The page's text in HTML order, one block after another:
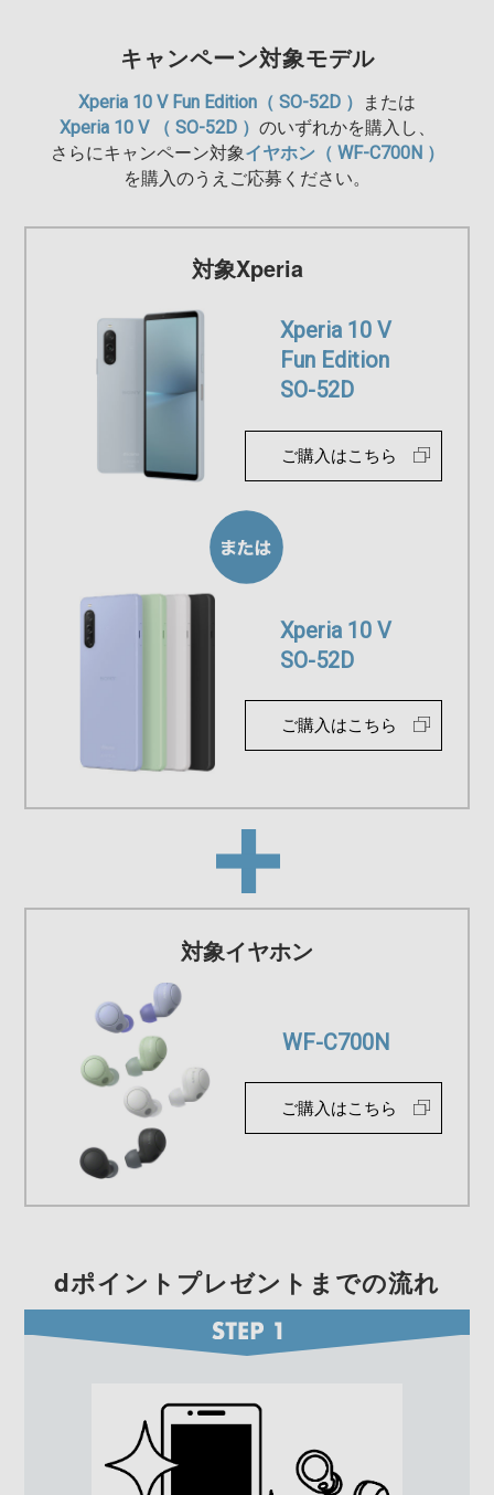
キャンペーン対象モデル
Xperia 10 V Fun Edition（ SO-52D ）
または
Xperia 10 V （ SO-52D ） のいずれかを購入し、
さらにキャンペーン対象イヤホン（ WF-C700N ）
を購入のうえご応募ください。
対象Xperia
Xperia 10 V
Fun Edition
SO-52D
ご購入はこちら
Xperia 10 V
SO-52D
ご購入はこちら
対象イヤホン
WF-C700N
ご購入はこちら
dポイントプレゼントまでの流れ